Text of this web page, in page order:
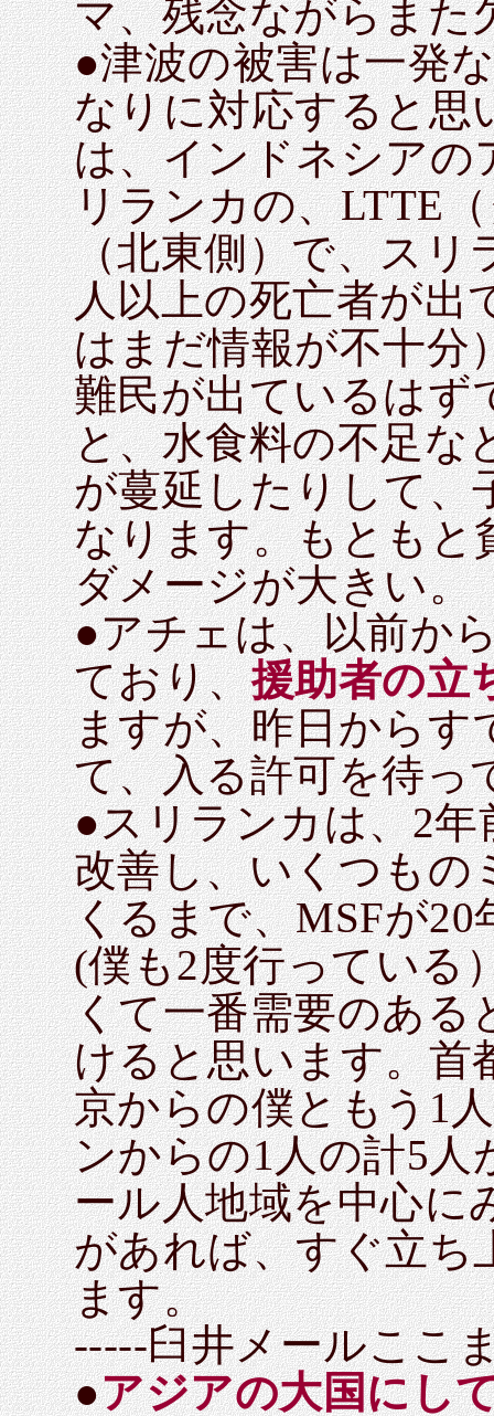
マ、残念ながらまた
●津波の被害は一発
なりに対応すると思
は、インドネシアの
リランカの、LTTE
（北東側）で、スリ
人以上の死亡者が出
はまだ情報が不十分
難民が出ているはず
と、水食料の不足な
が蔓延したりして、
なります。もともと
ダメージが大きい。
●アチェは、以前か
ており、援助者の立
ますが、昨日からす
て、入る許可を待っ
●スリランカは、2
改善し、いくつもの
くるまで、MSFが
(僕も2度行っている
くて一番需要のある
けると思います。首
京からの僕ともう1
ンからの1人の計5人
ール人地域を中心に
があれば、すぐ立ち
ます。
-----臼井メールここ
●アジアの大国にし